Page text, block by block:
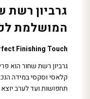
גרביון רשת
המושלמת
Finishing Touch!
גרביון רשת שחור הוא
קלאסי וסקסי במידה
תחפושות ועד לערב יוצא